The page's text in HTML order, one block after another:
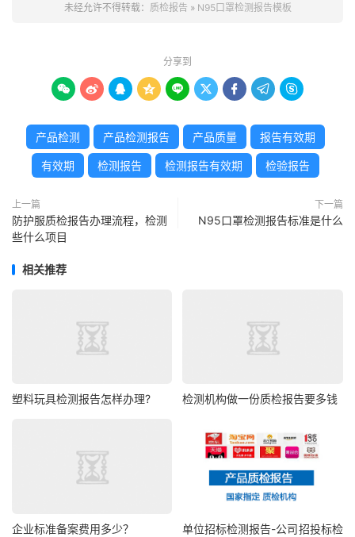
未经允许不得转载： 质检报告 » N95口罩检测报告模板
分享到
        
产品检测 产品检测报告 产品质量 报告有效期
有效期 检测报告 检测报告有效期 检验报告
上一篇
防护服质检报告办理流程，检测
些什么项目
下一篇
N95口罩检测报告标准是什么
相关推荐
塑料玩具检测报告怎样办理? 检测机构做一份质检报告要多钱
企业标准备案费用多少？
单位招标检测报告-公司招投标检